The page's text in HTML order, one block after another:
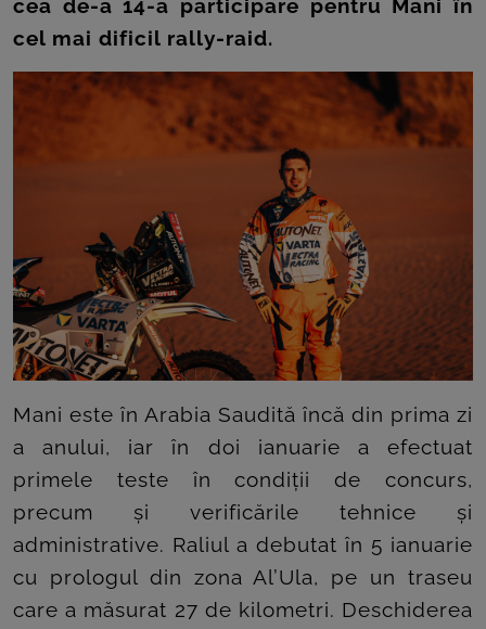
PRESS
CONTACT
cea de-a 14-a participare pentru Mani în
cel mai dificil rally-raid.
Mani este în Arabia Saudită încă din prima zi
a anului, iar în doi ianuarie a efectuat
primele teste în condiții de concurs,
precum și verificările tehnice și
administrative. Raliul a debutat în 5 ianuarie
cu prologul din zona Al’Ula, pe un traseu
care a măsurat 27 de kilometri. Deschiderea